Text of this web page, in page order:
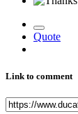
Quote
Link to comment